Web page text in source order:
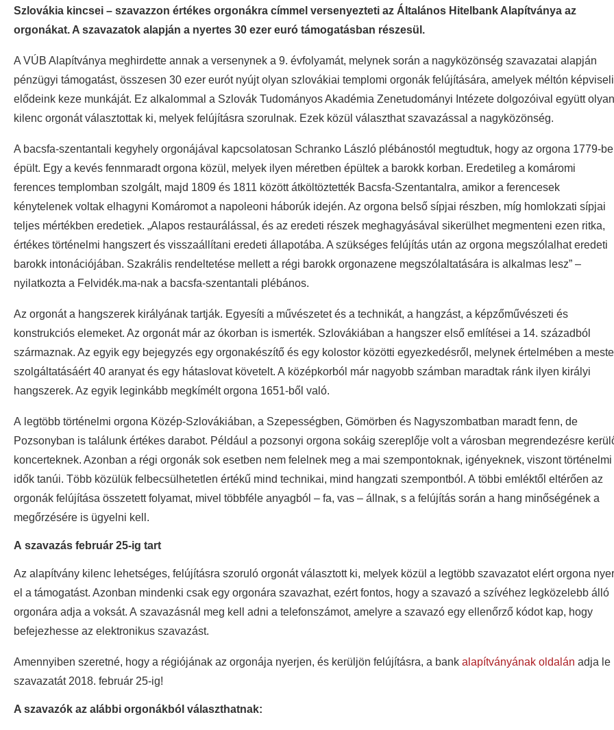
Szlovákia kincsei – szavazzon értékes orgonákra címmel versenyezteti az Általános Hitelbank Alapítványa az
orgonákat. A szavazatok alapján a nyertes 30 ezer euró támogatásban részesül.
A VÚB Alapítványa meghirdette annak a versenynek a 9. évfolyamát, melynek során a nagyközönség szavazatai alapján
pénzügyi támogatást, összesen 30 ezer eurót nyújt olyan szlovákiai templomi orgonák felújítására, amelyek méltón
elődeink keze munkáját. Ez alkalommal a Szlovák Tudományos Akadémia Zenetudományi Intézete dolgozóival együtt olyan
kilenc orgonát választottak ki, melyek felújításra szorulnak. Ezek közül választhat szavazással a nagyközönség.
A bacsfa-szentantali kegyhely orgonájával kapcsolatosan Schranko László plébánostól megtudtuk, hogy az orgona 1779-
épült. Egy a kevés fennmaradt orgona közül, melyek ilyen méretben épültek a barokk korban. Eredetileg a komáromi
ferences templomban szolgált, majd 1809 és 1811 között átköltöztették Bacsfa-Szentantalra, amikor a ferencesek
kénytelenek voltak elhagyni Komáromot a napoleoni háborúk idején. Az orgona belső sípjai részben, míg homlokzati sípjai
teljes mértékben eredetiek. „Alapos restaurálással, és az eredeti részek meghagyásával sikerülhet megmenteni ezen ritka,
értékes történelmi hangszert és visszaállítani eredeti állapotába. A szükséges felújítás után az orgona megszólalhat eredeti
barokk intonációjában. Szakrális rendeltetése mellett a régi barokk orgonazene megszólaltatására is alkalmas lesz” ‒
nyilatkozta a Felvidék.ma-nak a bacsfa-szentantali plébános.
Az orgonát a hangszerek királyának tartják. Egyesíti a művészetet és a technikát, a hangzást, a képzőművészeti és
konstrukciós elemeket. Az orgonát már az ókorban is ismerték. Szlovákiában a hangszer első említései a 14. századból
származnak. Az egyik egy bejegyzés egy orgonakészítő és egy kolostor közötti egyezkedésről, melynek értelmében a
szolgáltatásáért 40 aranyat és egy hátaslovat követelt. A középkorból már nagyobb számban maradtak ránk ilyen királyi
hangszerek. Az egyik leginkább megkímélt orgona 1651-ből való.
A legtöbb történelmi orgona Közép-Szlovákiában, a Szepességben, Gömörben és Nagyszombatban maradt fenn, de
Pozsonyban is találunk értékes darabot. Például a pozsonyi orgona sokáig szereplője volt a városban megrendezésre
koncerteknek. Azonban a régi orgonák sok esetben nem felelnek meg a mai szempontoknak, igényeknek, viszont történelmi
idők tanúi. Több közülük felbecsülhetetlen értékű mind technikai, mind hangzati szempontból. A többi emléktől eltérően az
orgonák felújítása összetett folyamat, mivel többféle anyagból – fa, vas – állnak, s a felújítás során a hang minőségének a
megőrzésére is ügyelni kell.
A szavazás február 25-ig tart
Az alapítvány kilenc lehetséges, felújításra szoruló orgonát választott ki, melyek közül a legtöbb szavazatot elért orgona
el a támogatást. Azonban mindenki csak egy orgonára szavazhat, ezért fontos, hogy a szavazó a szívéhez legközelebb álló
orgonára adja a voksát. A szavazásnál meg kell adni a telefonszámot, amelyre a szavazó egy ellenőrző kódot kap, hogy
befejezhesse az elektronikus szavazást.
Amennyiben szeretné, hogy a régiójának az orgonája nyerjen, és kerüljön felújításra, a bank alapítványának oldalán adja le
szavazatát 2018. február 25-ig!
A szavazók az alábbi orgonákból választhatnak: